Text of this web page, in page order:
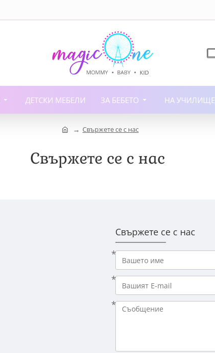
ДЕТСКИ МЕБЕЛИ ЗА БЕБЕТО НА УЧИЛИЩЕ
Свържете се с нас
Свържете се с нас
Свържете се с нас